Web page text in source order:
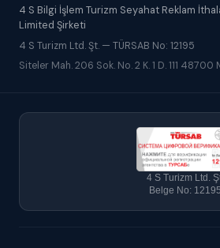
4 S Bilgi İşlem Turizm Seyahat Reklam
Limited Şirketi
4 S Turizm Ltd. Şt. — TÜRSAB No: 12195
Siteler Mah. 206 Sok. No. 2 K. 1 D. 111
4 S Turizm Ltd.
Belge No: 12195